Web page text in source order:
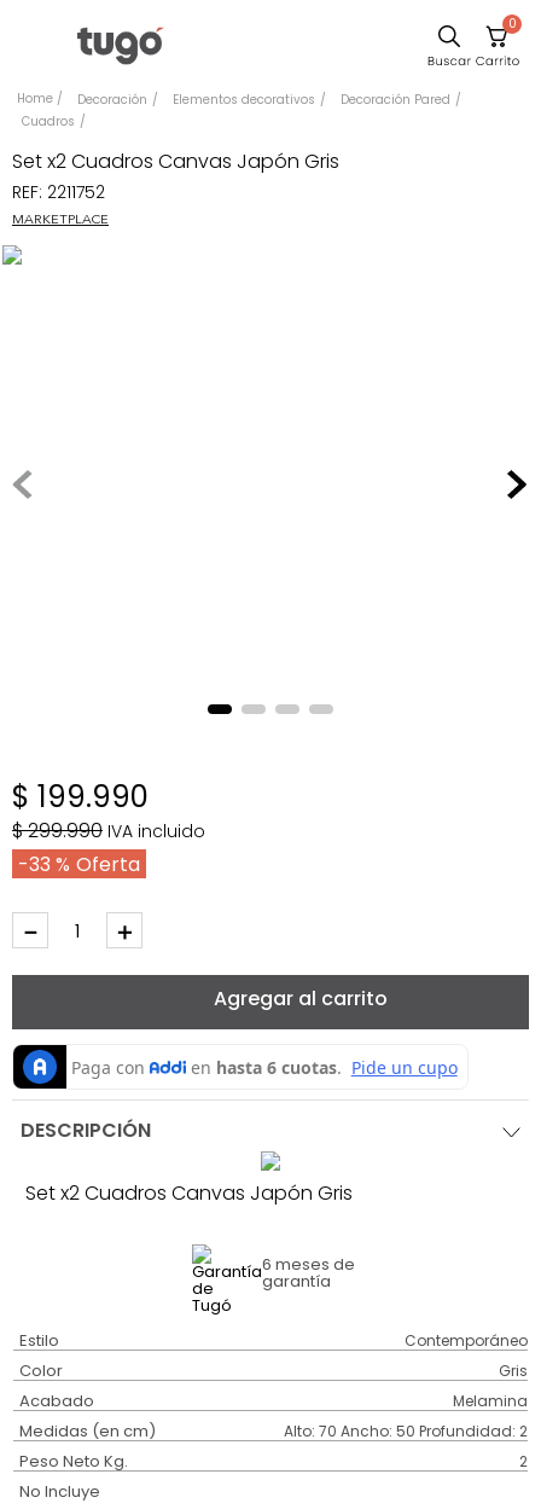
0
Decoración Elementos decorativos
Decoración Pared
Cuadros
Set x2 Cuadros Canvas Japón Gris
REF: 2211752
MARKETPLACE
$ 199.990
$299.990 IVA incluido
33 %
＋
－
Agregar al carrito
DESCRIPCIÓN
Set x2 Cuadros Canvas Japón Gris
6 meses de
garantía
Estilo Contemporáneo
Color Gris
Acabado Melamina
Medidas (en cm) Alto: 70 Ancho: 50 Profundidad: 2
Peso Neto Kg. 2
No Incluye
Comedor
Escritorio
Silla